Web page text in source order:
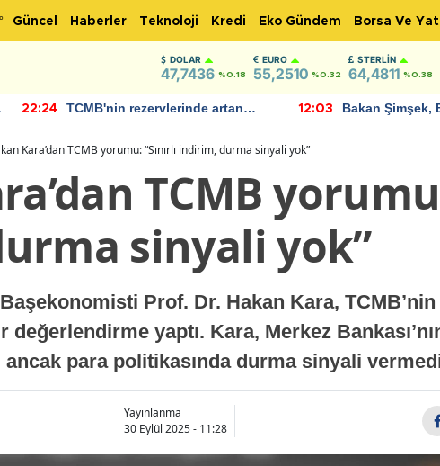
° Güncel Haberler Teknoloji Kredi Eko Gündem Borsa Ve
DOLAR
47,7436 %0.18
EURO
55,2510 %0.32
STERLIN
64,4811 %0.38
22:24
TCMB'nin rezervlerinde artan
12:03
Bakan Şimşek,
Kara’dan TCMB yorumu: “Sınırlı indirim, durma sinyali yok”
TCMB yorumu:
sinyali yok”
Prof. Dr. Hakan Kara, TCMB’nin
yaptı. Kara, Merkez
ancak para politikasında durma sinyali
Yayınlanma
30 Eylül 2025 - 11:28